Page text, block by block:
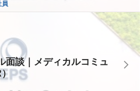
員
面談｜メディカルコミュ